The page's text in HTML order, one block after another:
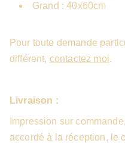
Grand : 40x60cm
Pour toute demande
différent, contactez moi.
Livraison :
Impression sur
accordé à la réception, le